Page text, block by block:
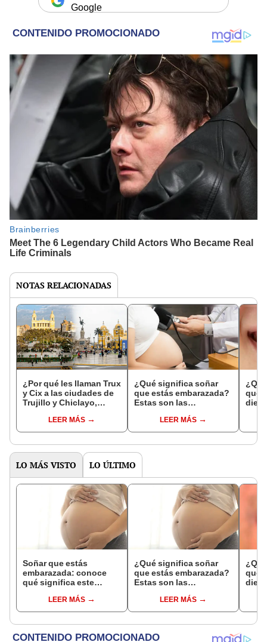
Google
NOTAS RELACIONADAS
¿Por qué les llaman Trux
y Cix a las ciudades de
Trujillo y Chiclayo,
LEER MÁS
¿Qué significa soñar
que estás embarazada?
Estas son las
comunesLEER MÁS
que
LO MÁS VISTO LO ÚLTIMO
Soñar que estás
embarazada: conoce
qué significa este
LEER MÁS
¿Qué significa soñar
que estás embarazada?
Estas son las
comunesLEER MÁS
que